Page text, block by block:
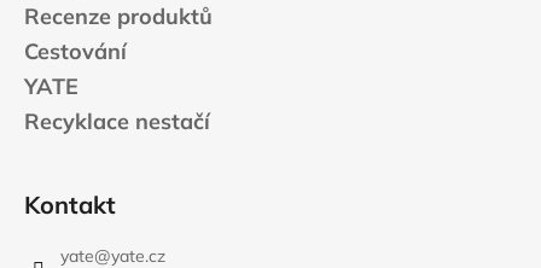
Recenze produktů
Cestování
YATE
Recyklace nestačí
Kontakt
yate@yate.cz